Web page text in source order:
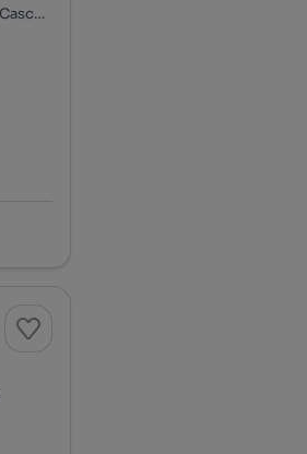
Rua Rio Sousa, Quinta da Bela Vista - Arneiro, Carcavelos e Parede, Cascais, Lisboa